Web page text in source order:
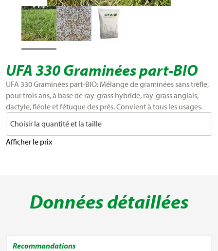
UFA 330 Graminées part-BIO
UFA 330 Graminées part-BIO: Mélange de graminées sans trèfle,
pour trois ans, à base de ray-grass hybride, ray-grass anglais,
dactyle, fléole et fétuque des prés. Convient à tous les usages.
Choisir la quantité et la taille
Afficher le prix
Données détaillées
Recommandations